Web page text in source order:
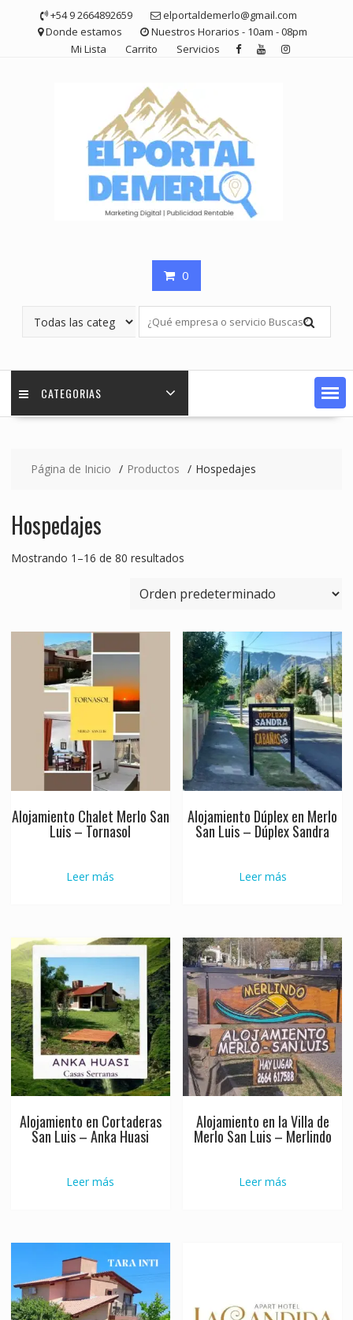
contenido
+54 9 2664892659
elportaldemerlo@gmail.com
Donde estamos
Nuestros Horarios - 10am - 08pm
Mi Lista
Carrito Servicios
0
CATEGORIAS
Página de Inicio Productos Hospedajes
Hospedajes
Mostrando 1–16 de 80 resultados
Alojamiento Chalet Merlo San
Luis – Tornasol
Leer más
Alojamiento Dúplex en Merlo
San Luis – Dúplex Sandra
Leer más
Alojamiento en Cortaderas
San Luis – Anka Huasi
Leer más
Alojamiento en la Villa de
Merlo San Luis – Merlindo
Leer más